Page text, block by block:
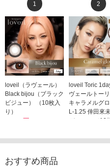
1
loveil（ラヴェール）
Black bijou（ブラック
ビジュー） （10枚入
り）
1,760円
2
loveil Toric
ヴェールトーリ
キャラメルグ
L-1.25 倖田來
デュース （10
1,760円(税込)
おすすめ商品